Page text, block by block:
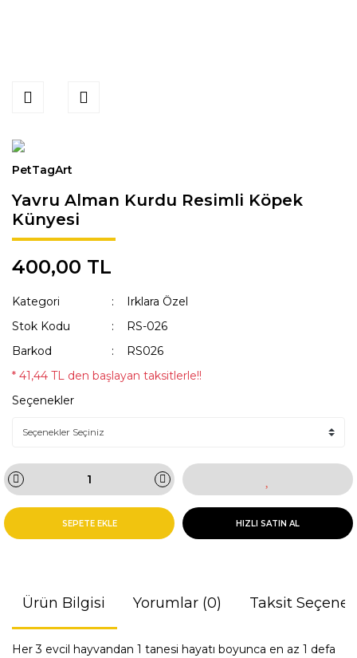
PetTagArt
Yavru Alman Kurdu Resimli Köpek
Künyesi
400,00 TL
Kategori
Irklara Özel
Stok Kodu
RS-026
Barkod
RS026
* 41,44 TL den başlayan taksitlerle!!
Seçenekler
SEPETE EKLE HIZLI SATIN AL
Ürün Bilgisi Yorumlar (0) Taksit
Her 3 evcil hayvandan 1 tanesi hayatı boyunca en az 1 defa